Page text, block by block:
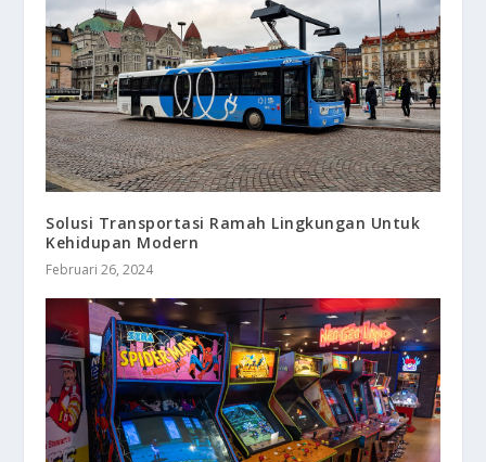
Solusi Transportasi Ramah Lingkungan Untuk
Kehidupan Modern
Februari 26, 2024